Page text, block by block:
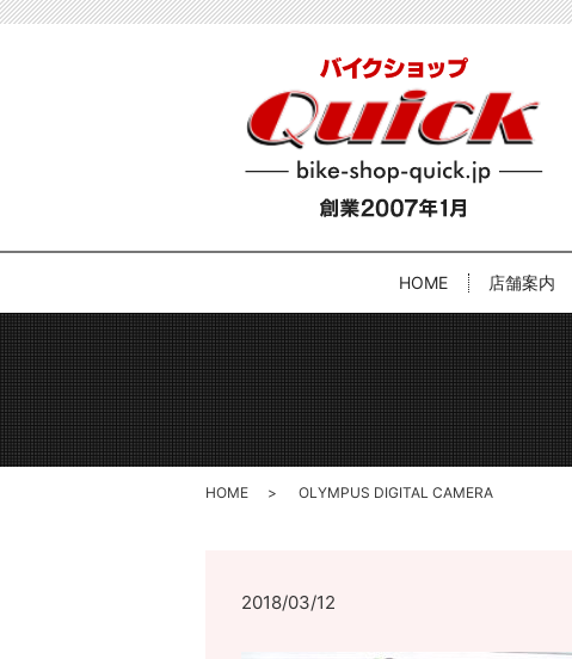
HOME 店舗案内
HOME OLYMPUS DIGITAL CAMERA
2018/03/12